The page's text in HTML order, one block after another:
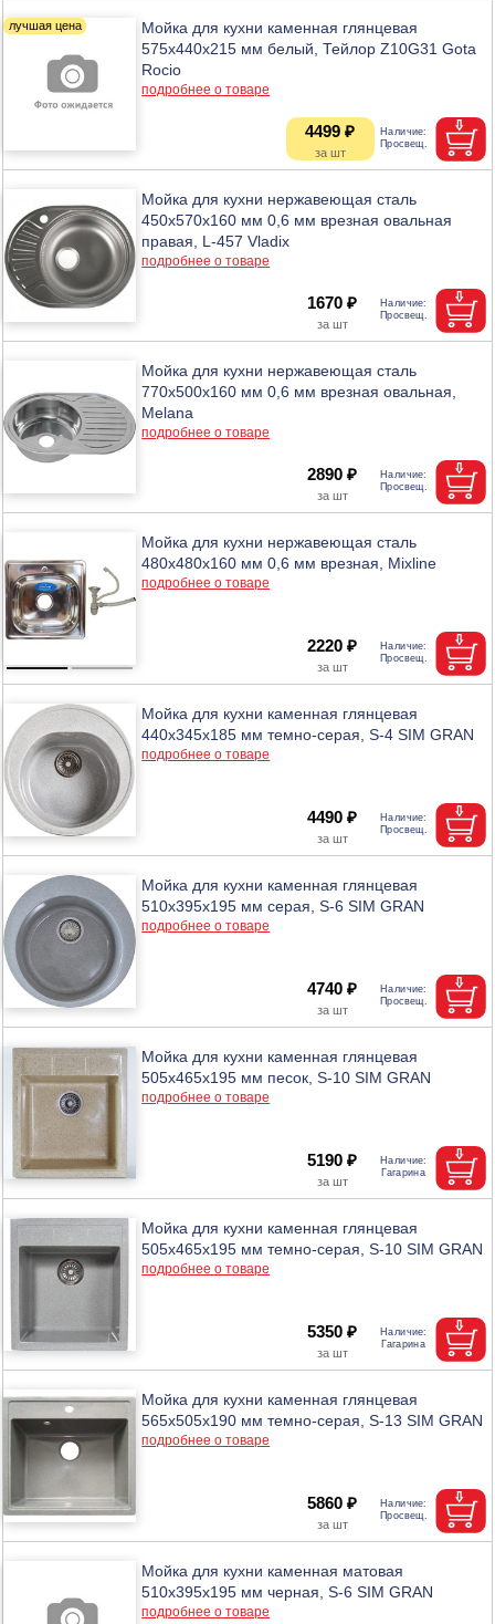
Мойка для кухни каменная глянцевая
575х440х215 мм белый, Тейлор Z10G31 Gota
Rocio
подробнее о товаре
4499 ₽
Мойка для кухни нержавеющая сталь
450х570х160 мм 0,6 мм врезная овальная
правая, L-457 Vladix
подробнее о товаре
1670 ₽
Мойка для кухни нержавеющая сталь
770х500х160 мм 0,6 мм врезная овальная,
Melana
подробнее о товаре
2890 ₽
Мойка для кухни нержавеющая сталь
480х480х160 мм 0,6 мм врезная, Mixline
подробнее о товаре
2220 ₽
Мойка для кухни каменная глянцевая
440x345x185 мм темно-серая, S-4 SIM GRAN
подробнее о товаре
4490 ₽
Мойка для кухни каменная глянцевая
510x395x195 мм серая, S-6 SIM GRAN
подробнее о товаре
4740 ₽
Мойка для кухни каменная глянцевая
505x465x195 мм песок, S-10 SIM GRAN
подробнее о товаре
5190 ₽
Мойка для кухни каменная глянцевая
505x465x195 мм темно-серая, S-10 SIM GRAN
подробнее о товаре
5350 ₽
Мойка для кухни каменная глянцевая
565x505x190 мм темно-серая, S-13 SIM GRAN
подробнее о товаре
5860 ₽
Мойка для кухни каменная матовая
510x395x195 мм черная, S-6 SIM GRAN
подробнее о товаре